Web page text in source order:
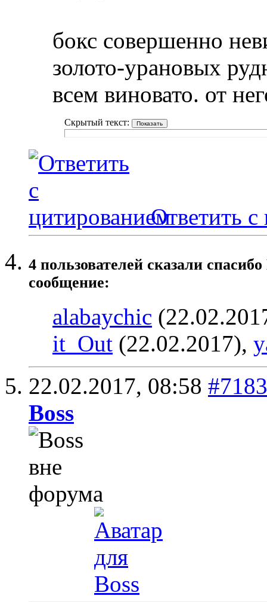
бокс совершенно
золото-урановых
всем виновато. от
Скрытый текст:
Ответить с
4 пользователей сказали
сообщение:
alabaychic
it_Out (22.02.2017),
22.02.2017, 08:58 #7183
Boss